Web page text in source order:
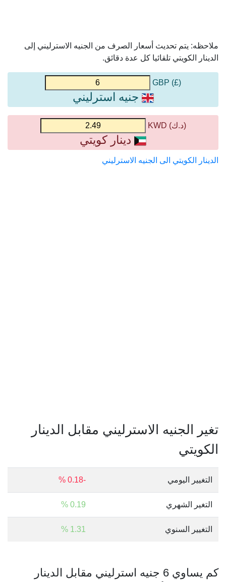
ملاحظه: يتم تحديث أسعار الصرف من الجنيه الاسترليني إلى
الدينار الكويتي تلقائيا كل عدة دقائق.
(£) GBP
جنيه استرليني
(د.ك) KWD
دينار كويتي
الدينار الكويتي الى الجنيه الاسترليني
تغير الجنيه الاسترليني مقابل الدينار
الكويتي
التغيير اليومي -0.18 %
التغير الشهري 0.19 %
التغيير السنوي 1.31 %
كم يساوي 6 جنيه استرليني مقابل الدينار